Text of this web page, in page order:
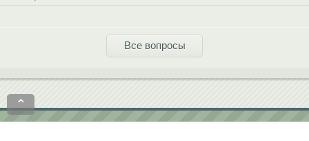
Все вопросы
⌃